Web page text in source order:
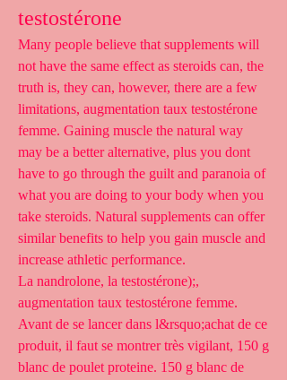
testostérone
Many people believe that supplements will
not have the same effect as steroids can, the
truth is, they can, however, there are a few
limitations, augmentation taux testostérone
femme. Gaining muscle the natural way
may be a better alternative, plus you dont
have to go through the guilt and paranoia of
what you are doing to your body when you
take steroids. Natural supplements can offer
similar benefits to help you gain muscle and
increase athletic performance.
La nandrolone, la testostérone);,
augmentation taux testostérone femme.
Avant de se lancer dans l&rsquo;achat de ce
produit, il faut se montrer très vigilant, 150 g
blanc de poulet proteine. 150 g blanc de